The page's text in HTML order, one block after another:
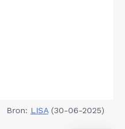
Bron: LISA(30-06-2025)